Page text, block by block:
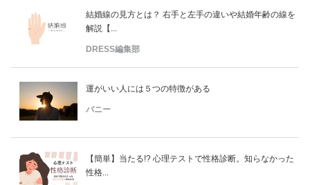
結婚線の見方とは？ 右手と左手の違いや結婚年齢の線を
解説【...
DRESS編集部
運がいい人には５つの特徴がある
バニー
【簡単】当たる!? 心理テストで性格診断。知らなかった
性格...